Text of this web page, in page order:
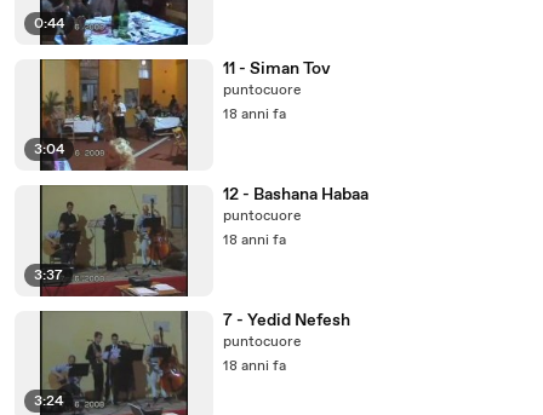
0:44
3:04
11 - Siman Tov
puntocuore
18 anni fa
3:37
12 - Bashana Habaa
puntocuore
18 anni fa
3:24
7 - Yedid Nefesh
puntocuore
18 anni fa